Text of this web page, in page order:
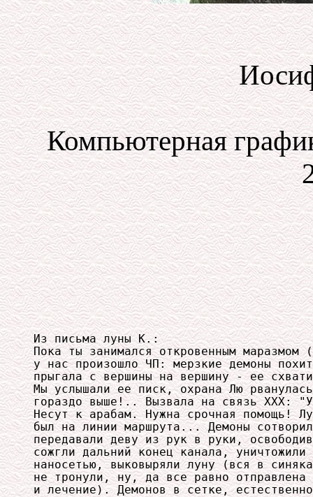
Компьютерная
Из письма луны К.:
Пока ты занимался откровенным
у нас произошло ЧП: мерзкие демоны
прыгала с вершины на вершину - ее
Мы услышали ее писк, охрана Лю
гораздо выше!.. Вызвала на связь ХХХ:
Несут к арабам. Нужна срочная помощь!
был на линии маршрута... Демоны
передавали деву из рук в руки,
сожгли дальний конец канала,
наносетью, выковыряли луну (вся в
не тронули, ну, да все равно отправлена
и лечение). Демонов в сетке,